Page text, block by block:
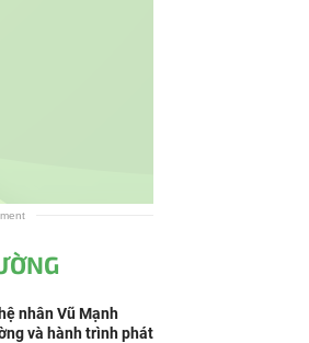
nhân Vũ Mạnh
và hành trình phát